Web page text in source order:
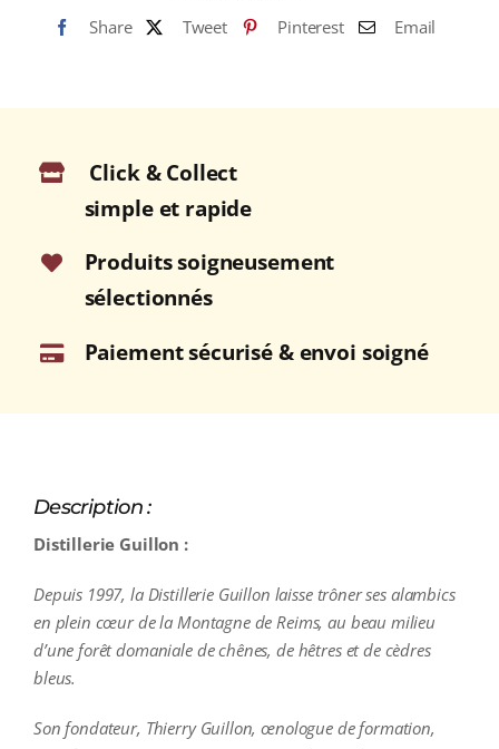
Malt
Montrachet
BOISSON
SPIRITUEUSE
(FRANCE)
70cl
Share
Tweet Pinterest Email
Click & Collect
simple et rapide
Produits soigneusement
sélectionnés
Paiement sécurisé & envoi soigné
Description :
Distillerie Guillon :
Depuis 1997, la Distillerie Guillon laisse trôner ses alambics
en plein cœur de la Montagne de Reims, au beau milieu
d’une forêt domaniale de chênes, de hêtres et de cèdres
bleus.
Son fondateur, Thierry Guillon, œnologue de formation,